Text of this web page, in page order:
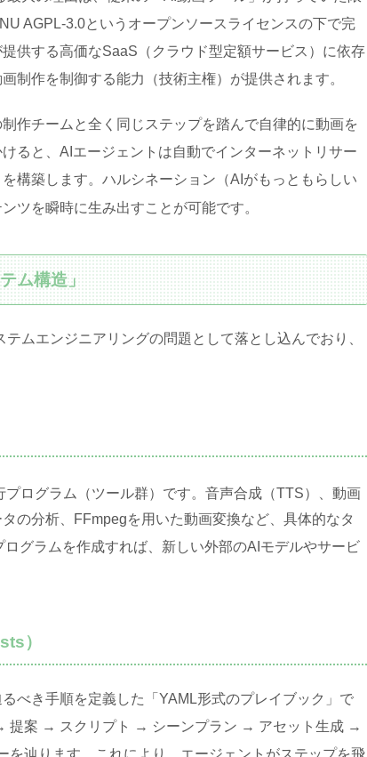
AGPL-3.0というオープンソースライセンスの下で完
供する高価なSaaS（クラウド型定額サービス）に依存
制作を制御する能力（技術主権）が提供されます。
作チームと全く同じステップを踏んで自律的に動画を
ると、AIエージェントは自動でインターネットリサー
構築します。ハルシネーション（AIがもっともらしい
ツを瞬時に生み出すことが可能です。
ム構造」
ムエンジニアリングの問題として落とし込んでおり、
ログラム（ツール群）です。音声合成（TTS）、動画
の分析、FFmpegを用いた動画変換など、具体的なタ
グラムを作成すれば、新しい外部のAIモデルやサービ
）
べき手順を定義した「YAML形式のプレイブック」で
提案 → スクリプト → シーンプラン → アセット生成 →